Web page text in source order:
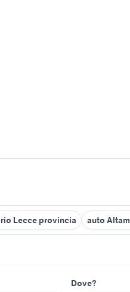
Lecce provincia auto
Dove?